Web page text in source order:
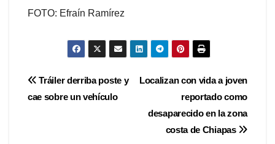
FOTO: Efraín Ramírez
Navegación
Localizan con vida a joven
reportado como
desaparecido en la zona
costa de Chiapas
Tráiler derriba poste y
cae sobre un vehículo